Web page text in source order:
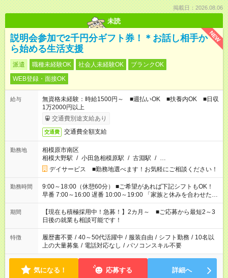
掲載日：2026.08.06
未読
NEW
説明会参加で2千円分ギフト券！＊お話し相手か
ら始める生活支援
派遣 職種未経験OK 社会人未経験OK
ブランクOK
WEB登録・面接OK
給与
無資格未経験：時給1500円～ ■週払いOK ■扶養内OK ■日収
1万2000円以上
交通費別途支給あり
交通費 交通費全額支給
勤務地
相模原市南区
相模大野駅 / 小田急相模原駅 / 古淵駅 / …
デイサービス ■勤務地選べます！お気軽にご相談ください！
勤務時間
9:00～18:00（休憩60分） ■ご希望があれば下記シフトもOK！
早番 7:00～16:00 遅番 10:00～19:00 「家族と休みを合わせた
い」 「余裕を持って夕飯の準備がしたい」 「できれば残業はし
たくない」 など、ご希望を教えてくださいね。 ※Wワーク希望
の方へ 今ご覧のお仕事で希望する勤務時間と、もう1つのお仕事
の勤務時間。 合計で週40時間を超える場合は応募できません。
期間
【現在も積極採用中！急募！】2カ月～ ■ご応募から最短2～3
日後の就業も相談可能です！
特徴 履歴書不要 / 40～50代活躍中 / 服装自由 / シフト勤務 / 10名以
上の大量募集 / 電話対応なし / パソコンスキル不要
気になる！ 応募する 詳細へ